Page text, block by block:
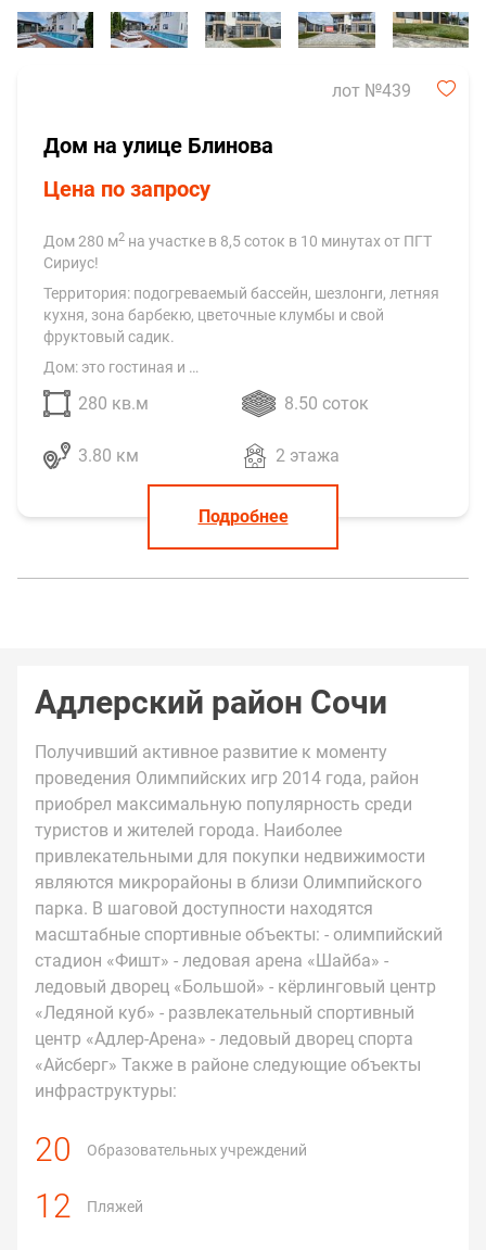
лот №439
Дом на улице Блинова
Цена по запросу
Дом 280 м2 на участке в 8,5 соток в 10 минутах от ПГТ
Сириус!
Территория: подогреваемый бассейн, шезлонги, летняя
кухня, зона барбекю, цветочные клумбы и свой
фруктовый садик.
Дом: это гостиная и …
280 кв.м 8.50 соток
3.80 км 2 этажа
Подробнее
Адлерский район Сочи
Получивший активное развитие к моменту
проведения Олимпийских игр 2014 года, район
приобрел максимальную популярность среди
туристов и жителей города. Наиболее
привлекательными для покупки недвижимости
являются микрорайоны в близи Олимпийского
парка. В шаговой доступности находятся
масштабные спортивные объекты: - олимпийский
стадион «Фишт» - ледовая арена «Шайба» -
ледовый дворец «Большой» - кёрлинговый центр
«Ледяной куб» - развлекательный спортивный
центр «Адлер-Арена» - ледовый дворец спорта
«Айсберг» Также в районе следующие объекты
инфраструктуры:
20 Образовательных учреждений
12 Пляжей